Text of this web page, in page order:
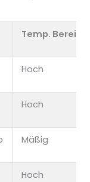
Temp. Bereich
Hoch
Hoch
Mäßig
Hoch